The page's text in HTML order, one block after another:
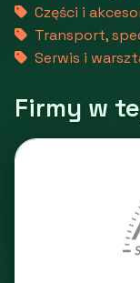
Części i
Transport,
Serwis i
Firmy w